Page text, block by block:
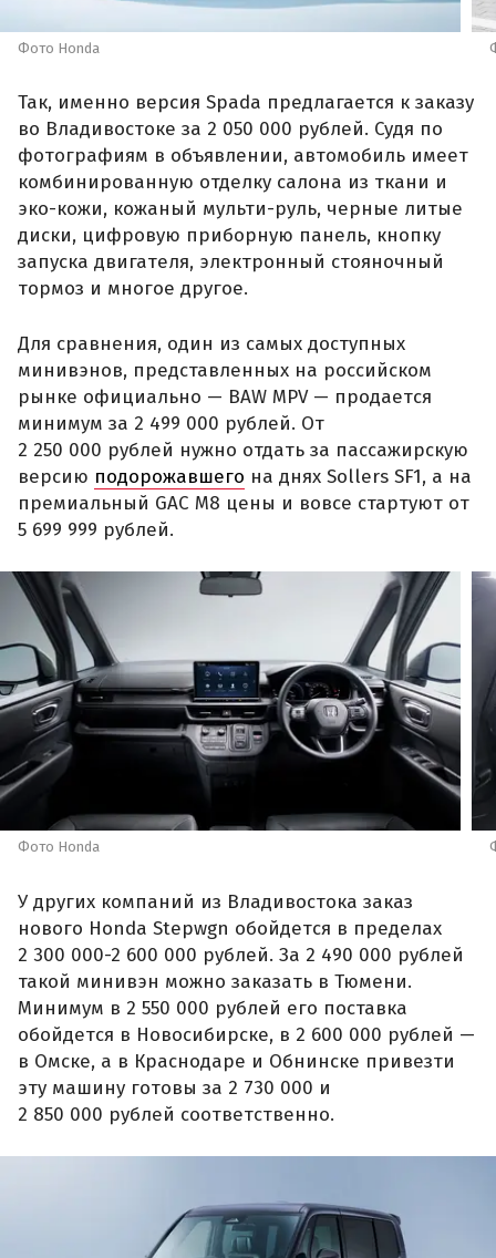
Фото Honda
Так, именно версия Spada предлагается к заказу
во Владивостоке за 2 050 000 рублей. Судя по
фотографиям в объявлении, автомобиль имеет
комбинированную отделку салона из ткани и
эко-кожи, кожаный мульти-руль, черные литые
диски, цифровую приборную панель, кнопку
запуска двигателя, электронный стояночный
тормоз и многое другое.
Для сравнения, один из самых доступных
минивэнов, представленных на российском
рынке официально — BAW MPV — продается
минимум за 2 499 000 рублей. От
2 250 000 рублей нужно отдать за пассажирскую
версию подорожавшего на днях Sollers SF1, а на
премиальный GAC M8 цены и вовсе стартуют от
5 699 999 рублей.
Фото Honda
У других компаний из Владивостока заказ
нового Honda Stepwgn обойдется в пределах
2 300 000-2 600 000 рублей. За 2 490 000 рублей
такой минивэн можно заказать в Тюмени.
Минимум в 2 550 000 рублей его поставка
обойдется в Новосибирске, в 2 600 000 рублей —
в Омске, а в Краснодаре и Обнинске привезти
эту машину готовы за 2 730 000 и
2 850 000 рублей соответственно.